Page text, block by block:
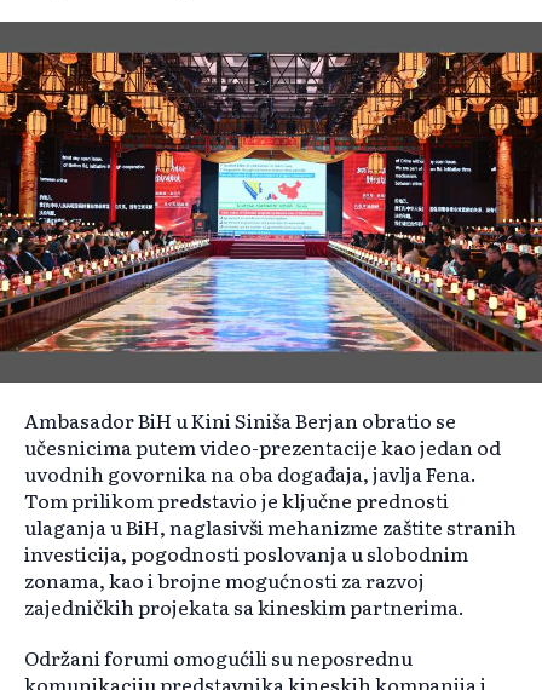
Ambasador BiH u Kini Siniša Berjan obratio se
učesnicima putem video-prezentacije kao jedan od
uvodnih govornika na oba događaja, javlja Fena.
Tom prilikom predstavio je ključne prednosti
ulaganja u BiH, naglasivši mehanizme zaštite stranih
investicija, pogodnosti poslovanja u slobodnim
zonama, kao i brojne mogućnosti za razvoj
zajedničkih projekata sa kineskim partnerima.
Održani forumi omogućili su neposrednu